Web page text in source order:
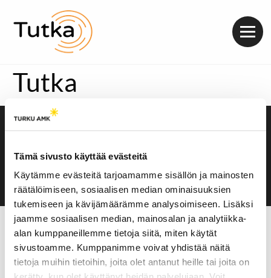
Tämä sivusto käyttää evästeitä
Käytämme evästeitä tarjoamamme sisällön ja mainosten
räätälöimiseen, sosiaalisen median ominaisuuksien
tukemiseen ja kävijämäärämme analysoimiseen. Lisäksi
jaamme sosiaalisen median, mainosalan ja analytiikka-
alan kumppaneillemme tietoja siitä, miten käytät
sivustoamme. Kumppanimme voivat yhdistää näitä
tietoja muihin tietoihin, joita olet antanut heille tai joita on
Tutka
Saavutettavuusseloste